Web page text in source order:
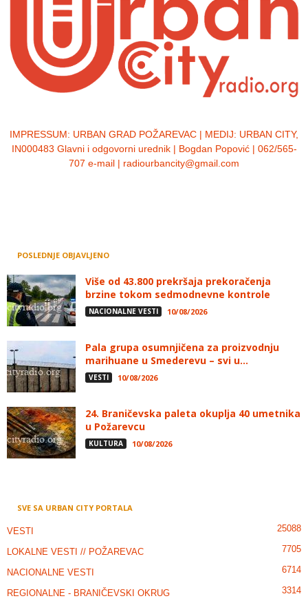
IMPRESSUM: URBAN GRAD POŽAREVAC | MEDIJ: URBAN CITY,
IN000483 Glavni i odgovorni urednik | Bogdan Popović | 062/565-
707 e-mail | radiourbancity@gmail.com
POSLEDNJE OBJAVLJENO
Više od 43.800 prekršaja prekoračenja
brzine tokom sedmodnevne kontrole
NACIONALNE VESTI 10/08/2026
Pala grupa osumnjičena za proizvodnju
marihuane u Smederevu – svi u...
VESTI 10/08/2026
24. Braničevska paleta okuplja 40 umetnika
u Požarevcu
KULTURA 10/08/2026
SVE SA URBAN CITY PORTALA
VESTI 25088
LOKALNE VESTI // POŽAREVAC 7705
NACIONALNE VESTI 6714
REGIONALNE - BRANIČEVSKI OKRUG 3314